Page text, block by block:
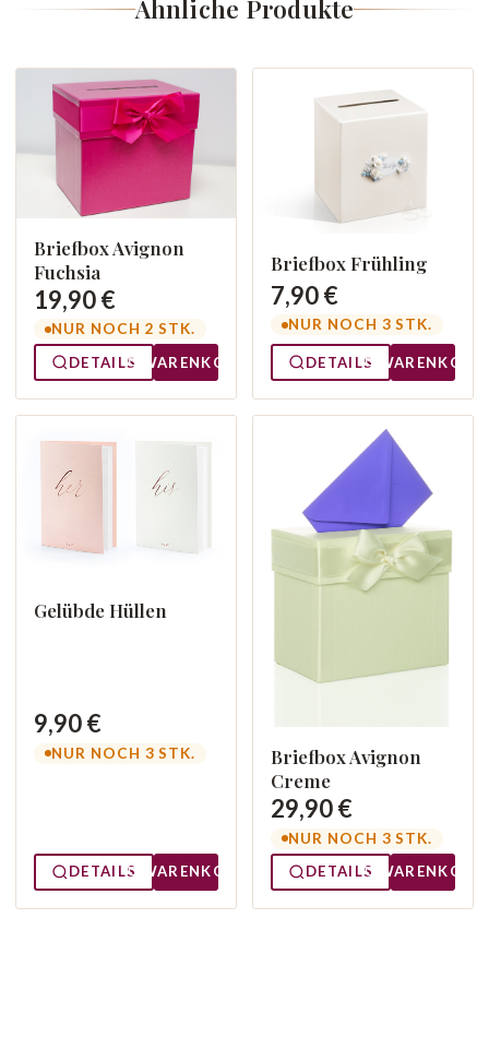
Ähnliche Produkte
Briefbox Avignon
Fuchsia
19,90 €
NUR NOCH 2 STK.
DETAILS
WARENKORB
Briefbox Frühling
7,90 €
NUR NOCH 3 STK.
DETAILS WARENKORB
Gelübde Hüllen
9,90 €
NUR NOCH 3 STK.
DETAILS WARENKORB
Briefbox Avignon
Creme
29,90 €
NUR NOCH 3 STK.
DETAILS
WARENKORB